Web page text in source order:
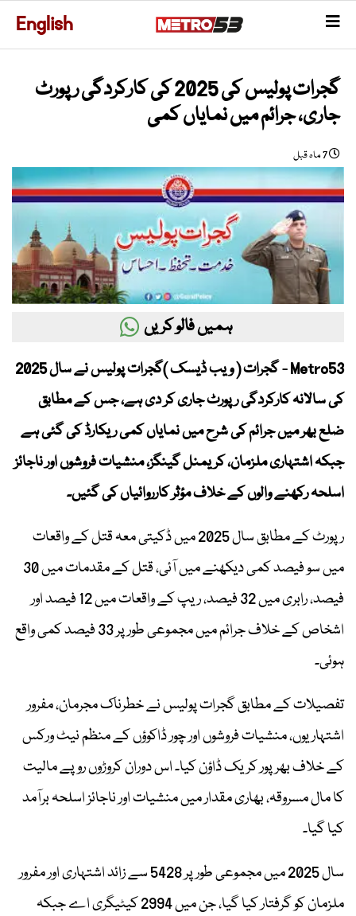
English
گجرات پولیس کی 2025 کی کارکردگی رپورٹ
جاری، جرائم میں نمایاں کمی
7 ماہ قبل
ہمیں فالو کریں
Metro53 - گجرات ( ویب ڈیسک )گجرات پولیس نے سال 2025
کی سالانہ کارکردگی رپورٹ جاری کر دی ہے، جس کے مطابق
ضلع بھر میں جرائم کی شرح میں نمایاں کمی ریکارڈ کی گئی ہے
جبکہ اشتہاری ملزمان، کریمنل گینگز، منشیات فروشوں اور ناجائز
اسلحہ رکھنے والوں کے خلاف مؤثر کارروائیاں کی گئیں۔
رپورٹ کے مطابق سال 2025 میں ڈکیتی معہ قتل کے واقعات
میں سو فیصد کمی دیکھنے میں آئی، قتل کے مقدمات میں 30
فیصد، رابری میں 32 فیصد، ریپ کے واقعات میں 12 فیصد اور
اشخاص کے خلاف جرائم میں مجموعی طور پر 33 فیصد کمی واقع
ہوئی۔
تفصیلات کے مطابق گجرات پولیس نے خطرناک مجرمان، مفرور
اشتہاریوں، منشیات فروشوں اور چور ڈاکوؤں کے منظم نیٹ ورکس
کے خلاف بھرپور کریک ڈاؤن کیا۔ اس دوران کروڑوں روپے مالیت
کا مال مسروقہ، بھاری مقدار میں منشیات اور ناجائز اسلحہ برآمد
کیا گیا۔
سال 2025 میں مجموعی طور پر 5428 سے زائد اشتہاری اور مفرور
ملزمان کو گرفتار کیا گیا، جن میں 2994 کیٹیگری اے جبکہ